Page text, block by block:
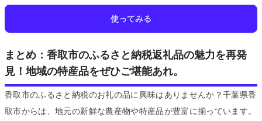
使ってみる
まとめ：香取市のふるさと納税返礼品の魅力を再発
見！地域の特産品をぜひご堪能あれ。
香取市のふるさと納税のお礼の品に興味はありませんか？千葉県香
取市からは、地元の新鮮な農産物や特産品が豊富に揃っています。